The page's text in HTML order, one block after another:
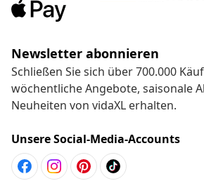
Newsletter abonnieren
Schließen Sie sich über 700.000
wöchentliche Angebote, saisonale
Neuheiten von vidaXL erhalten.
Unsere Social-Media-Accounts